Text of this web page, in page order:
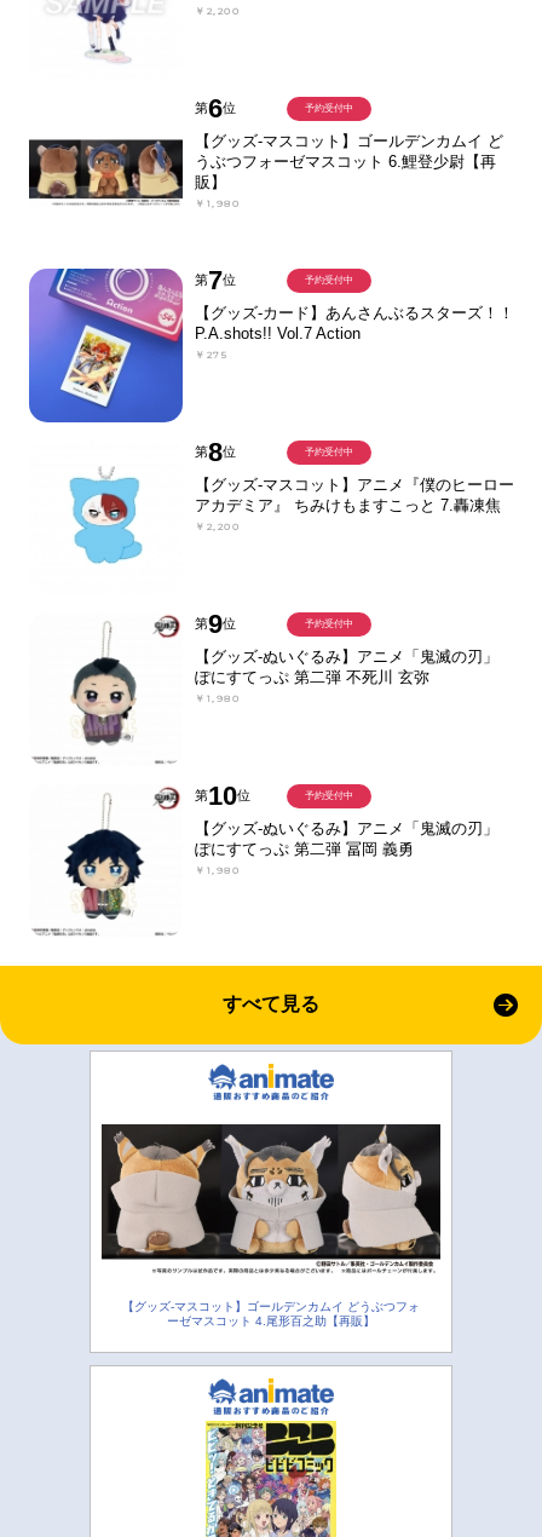
￥2,200
第6位
【グッズ-マスコット】ゴールデンカムイ ど
うぶつフォーゼマスコット 6.鯉登少尉【再
販】
￥1,980
予約受付中
第7位
【グッズ-カード】あんさんぶるスターズ！！
P.A.shots!! Vol.7 Action
￥275
予約受付中
第8位
【グッズ-マスコット】アニメ『僕のヒーロー
アカデミア』 ちみけもますこっと 7.轟凍焦
￥2,200
予約受付中
第9位
【グッズ-ぬいぐるみ】アニメ「鬼滅の刃」
ぽにすてっぷ 第二弾 不死川 玄弥
￥1,980
予約受付中
第10位
【グッズ-ぬいぐるみ】アニメ「鬼滅の刃」
ぽにすてっぷ 第二弾 冨岡 義勇
￥1,980
予約受付中
すべて見る
【グッズ-マスコット】ゴールデンカムイ どうぶつフォ
ーゼマスコット 4.尾形百之助【再販】